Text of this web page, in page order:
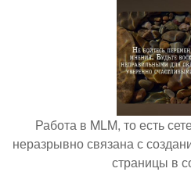
Работа в MLM, то есть
неразрывно связана с
страницы в